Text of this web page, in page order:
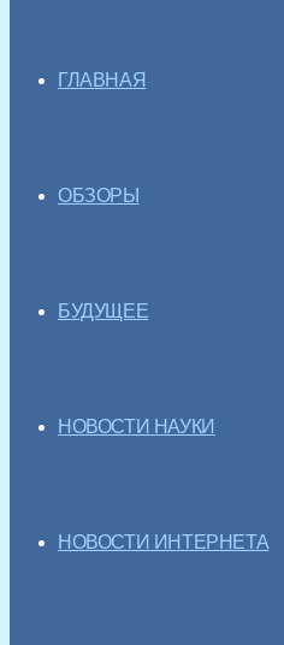
ГЛАВНАЯ
ОБЗОРЫ
БУДУЩЕЕ
НОВОСТИ НАУКИ
НОВОСТИ ИНТЕРНЕТА